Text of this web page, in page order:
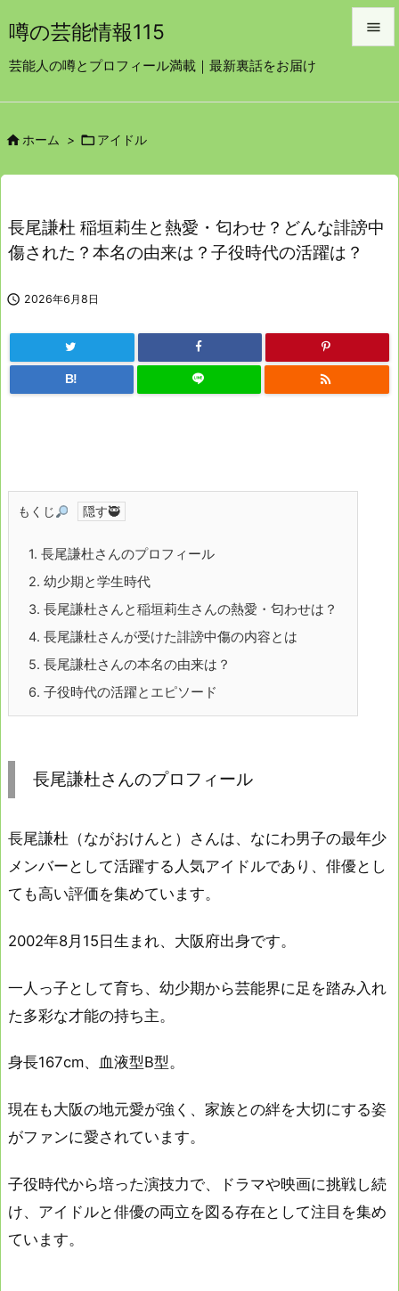
噂の芸能情報115
芸能人の噂とプロフィール満載｜最新裏話をお届け

前へ
次へ
ホーム >  アイドル
長尾謙杜 稲垣莉生と熱愛・匂わせ？どんな誹謗中
傷された？本名の由来は？子役時代の活躍は？
 2026年6月8日
B! 
もくじ
1. 長尾謙杜さんのプロフィール
2. 幼少期と学生時代
3. 長尾謙杜さんと稲垣莉生さんの熱愛・匂わせは？
4. 長尾謙杜さんが受けた誹謗中傷の内容とは
5. 長尾謙杜さんの本名の由来は？
6. 子役時代の活躍とエピソード
長尾謙杜さんのプロフィール
長尾謙杜（ながおけんと）さんは、なにわ男子の最年少
メンバーとして活躍する人気アイドルであり、俳優とし
ても高い評価を集めています。
2002年8月15日生まれ、大阪府出身です。
一人っ子として育ち、幼少期から芸能界に足を踏み入れ
た多彩な才能の持ち主。
身長167cm、血液型B型。
現在も大阪の地元愛が強く、家族との絆を大切にする姿
がファンに愛されています。
子役時代から培った演技力で、ドラマや映画に挑戦し続
け、アイドルと俳優の両立を図る存在として注目を集め
ています。